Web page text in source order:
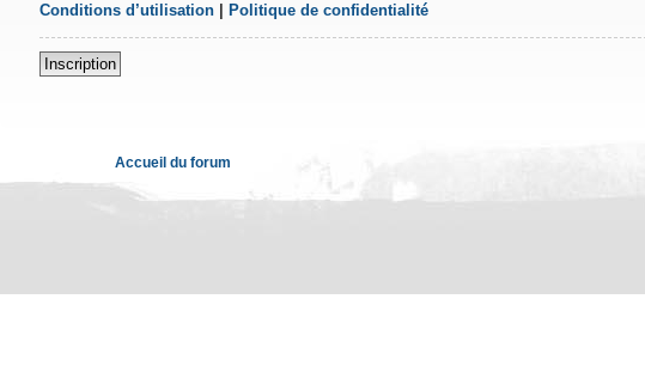
Conditions d’utilisation Politique de confidentialité
Inscription
Accueil du forum